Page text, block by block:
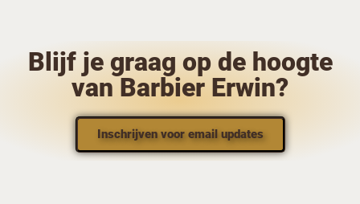
Blijf je graag op de hoogte
van Barbier Erwin?
Inschrijven voor email updates